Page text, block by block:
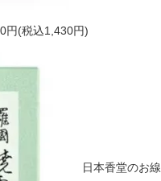
円(税込1,430円)
日本香堂のお線